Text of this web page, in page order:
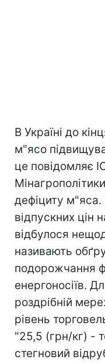
В Україні до
м"ясо
це повідомляє
дефіциту
відпускних цін
відбулося
називають
подорожчання
енергоносіїв.
роздрібній
рівень
"25,5 (грн/кг) -
стегновий